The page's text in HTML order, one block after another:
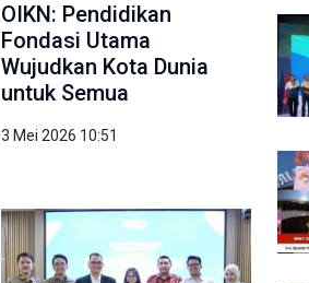
OIKN: Pendidikan
Fondasi Utama
Wujudkan Kota Dunia
untuk Semua
3 Mei 2026 10:51